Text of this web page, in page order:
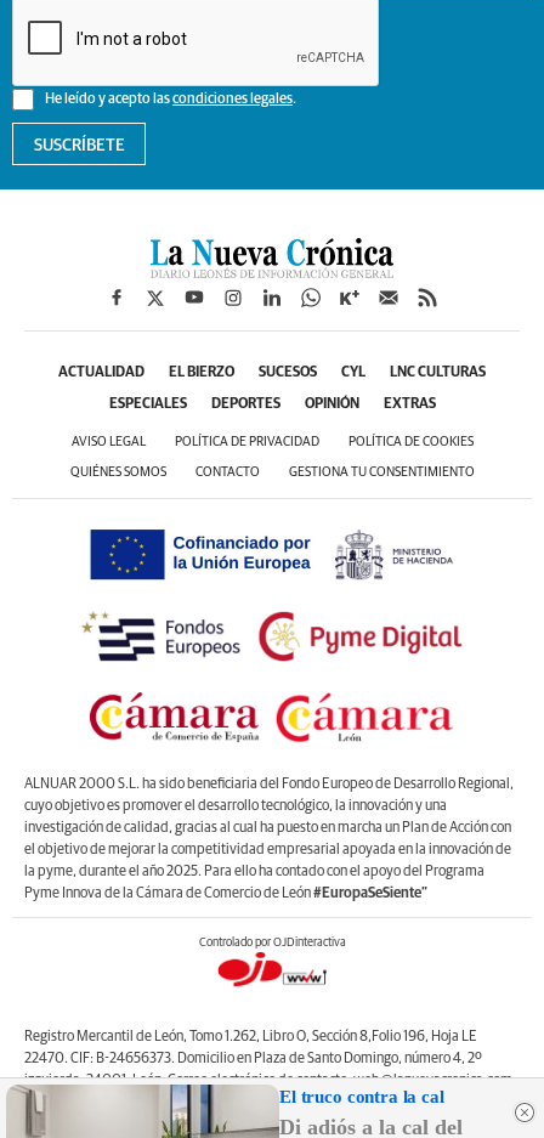
He leído y acepto lascondiciones legales.
SUSCRÍBETE
ACTUALIDAD EL BIERZO SUCESOS CYL LNC CULTURAS
ESPECIALES DEPORTES OPINIÓN EXTRAS
AVISO LEGAL POLÍTICA DE PRIVACIDAD POLÍTICA DE COOKIES
QUIÉNES SOMOS CONTACTO GESTIONA TU CONSENTIMIENTO
ALNUAR 2000 S.L. ha sido beneficiaria del Fondo Europeo de Desarrollo Regional,
cuyo objetivo es promover el desarrollo tecnológico, la innovación y una
investigación de calidad, gracias al cual ha puesto en marcha un Plan de Acción con
el objetivo de mejorar la competitividad empresarial apoyada en la innovación de
la pyme, durante el año 2025. Para ello ha contado con el apoyo del Programa
Pyme Innova de la Cámara de Comercio de León#EuropaSeSiente”
Controlado por OJDinteractiva
Registro Mercantil de León, Tomo 1.262, Libro O, Sección 8,Folio 196, Hoja LE
22470. CIF: B-24656373. Domicilio en Plaza de Santo Domingo, número 4, 2º
izquierda, 24001, León. Correo electrónico de contacto: web@lanuevacronica.com.
Copyright © ALNUAR 2000 S.L. (LA NUEVA CRÓNICA). Incluye contenidos de la
empresa, de empresas del grupo o de terceros.
El truco contra la cal
Di adiós a la cal del